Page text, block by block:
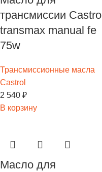
трансмиссии Castrol
transmax manual fe
75w
Трансмиссионные масла
Castrol
2 540 ₽
В корзину
Масло для